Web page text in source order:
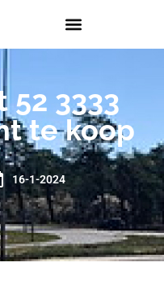
3333
te koop
16-1-2024